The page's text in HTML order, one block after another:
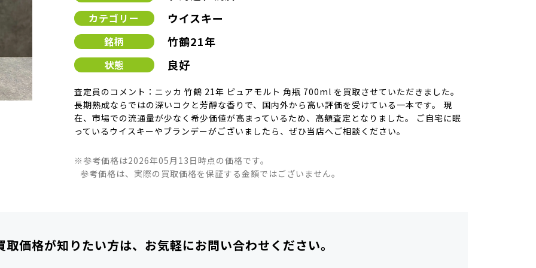
カテゴリー ウイスキー
銘柄 竹鶴21年
状態 良好
査定員のコメント：ニッカ 竹鶴 21年 ピュアモルト 角瓶 700ml を買取させていただきました。
長期熟成ならではの深いコクと芳醇な香りで、国内外から高い評価を受けている一本です。 現
在、市場での流通量が少なく希少価値が高まっているため、高額査定となりました。 ご自宅に眠
っているウイスキーやブランデーがございましたら、ぜひ当店へご相談ください。
※参考価格は2026年05月13日時点の価格です。
参考価格は、実際の買取価格を保証する金額ではございません。
取価格が知りたい方は、 お気軽にお問い合わせください。